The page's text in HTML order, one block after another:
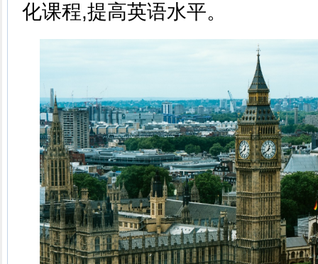
化课程,提高英语水平。